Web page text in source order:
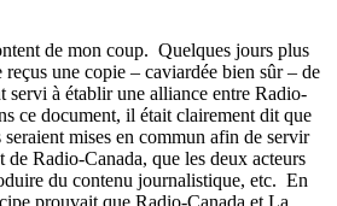
de mon coup. Quelques jours plus
une copie – caviardée bien sûr – de
servi à établir une alliance entre Radio-
ce document, il était clairement dit que
seraient mises en commun afin de servir
de Radio-Canada, que les deux acteurs
du contenu journalistique, etc. En
prouvait que Radio-Canada et La